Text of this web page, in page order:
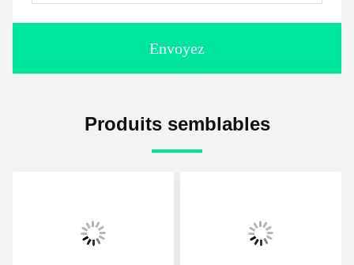
Envoyez
Produits semblables